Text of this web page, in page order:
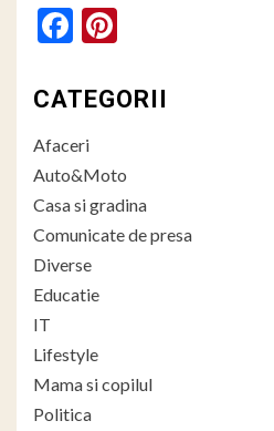
Facebook
CATEGORII
Afaceri
Auto&Moto
Casa si gradina
Comunicate de presa
Diverse
Educatie
IT
Lifestyle
Mama si copilul
Politica